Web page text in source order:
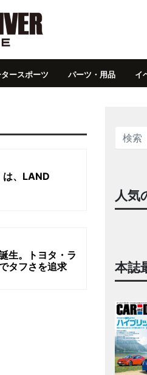
ースポーツ パーツ・用品 イ
は、LAND
生。トヨタ・ラ
タフさを追求
人気
本誌